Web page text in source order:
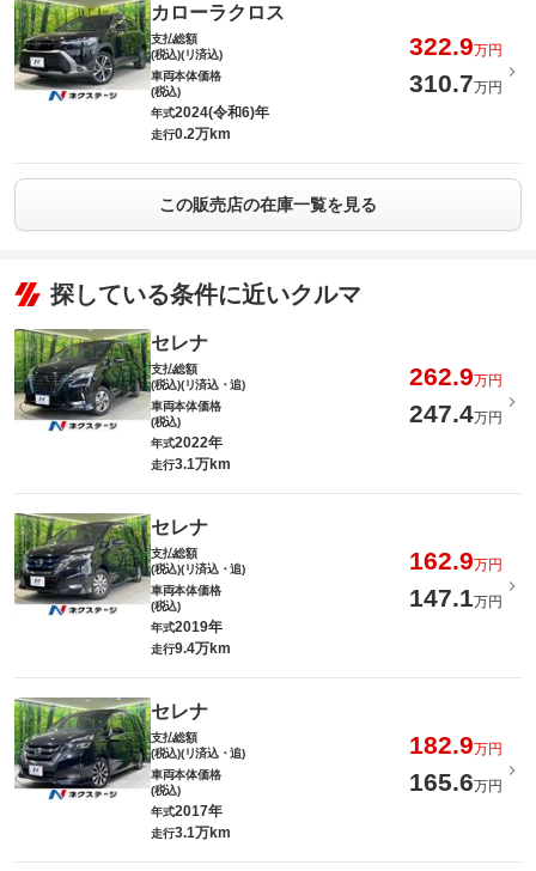
カローラクロス
支払総額
(税込)(リ済込)
322.9万円
車両本体価格
(税込)
310.7万円
年式2024(令和6)年
走行0.2万km
この販売店の在庫一覧を見る
探している条件に近いクルマ
セレナ
支払総額
(税込)(リ済込・追)
262.9万円
車両本体価格
(税込)
247.4万円
年式2022年
走行3.1万km
セレナ
支払総額
(税込)(リ済込・追)
162.9万円
車両本体価格
(税込)
147.1万円
年式2019年
走行9.4万km
セレナ
支払総額
(税込)(リ済込・追)
182.9万円
車両本体価格
(税込)
165.6万円
年式2017年
走行3.1万km